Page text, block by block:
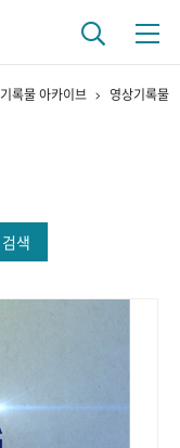
연구자들
영상 기록물
기록물 아카이브 영상기록물
검색